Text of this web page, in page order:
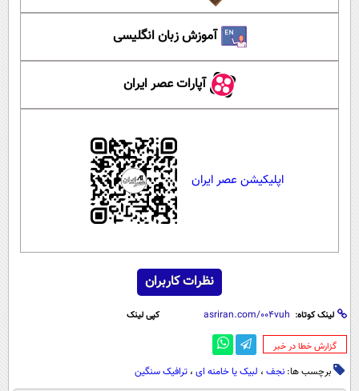
آموزش زبان انگلیسی
آپارات عصر ایران
اپلیکیشن عصر ایران
نظرات کاربران
لینک کوتاه: کپی لینک
‌گزارش خطا در خبر
برچسب ها: نجف ، لبیک یا خامنه ای ، ترافیک سنگین